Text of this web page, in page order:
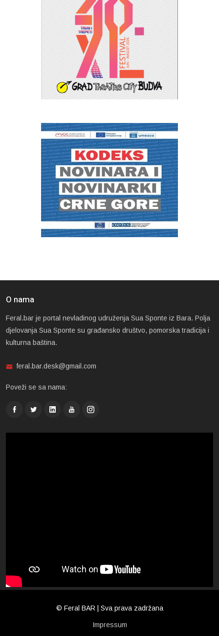
O nama
Feral.bar je portal nevladinog udruženja Sua Sponte iz Bara. Polja
djelovanja Sua Sponte su građansko društvo, pomorska tradicija i
kulturna baština.
feral.bar.desk@gmail.com
Poveži se sa nama:
© Feral BAR | Sva prava zadržana
Impressum